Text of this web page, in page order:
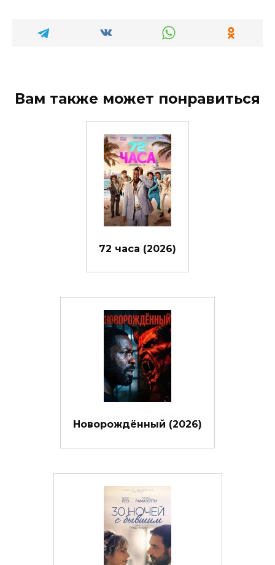
Вам также может понравиться
72 часа (2026)
Новорождённый (2026)